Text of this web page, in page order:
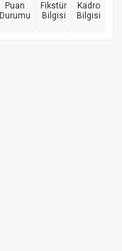
Puan
Durumu
Fikstür
Bilgisi
Kadro
Bilgisi